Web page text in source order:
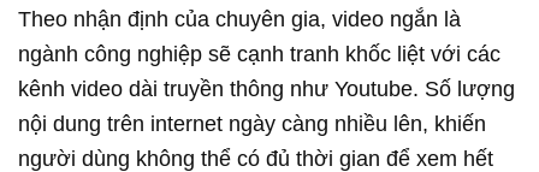
Theo nhận định của chuyên gia, video ngắn là
ngành công nghiệp sẽ cạnh tranh khốc liệt với các
kênh video dài truyền thông như Youtube​. Số lượng
nội dung trên internet ngày càng nhiều lên, khiến
người dùng không thể có đủ thời gian để xem hết